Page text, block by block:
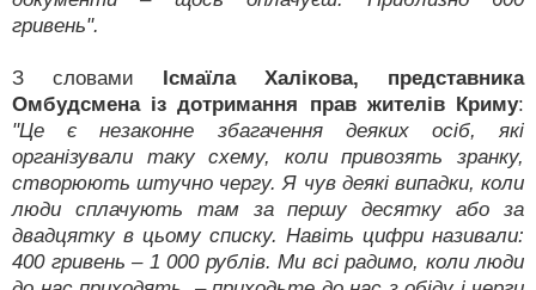
гривень".
З словами Ісмаїла Халікова, представника
Омбудсмена із дотримання прав жителів Криму:
"Це є незаконне збагачення деяких осіб, які
організували таку схему, коли привозять зранку,
створюють штучно чергу. Я чув деякі випадки, коли
люди сплачують там за першу десятку або за
двадцятку в цьому списку. Навіть цифри називали:
400 гривень – 1 000 рублів. Ми всі радимо, коли люди